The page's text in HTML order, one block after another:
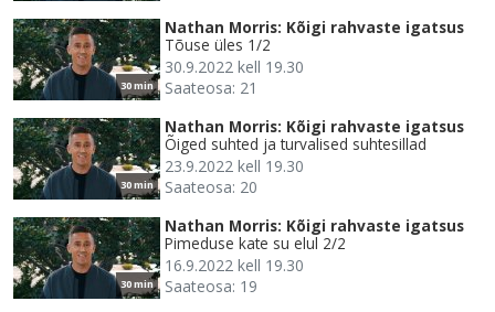
30 min
Nathan Morris: Kõigi rahvaste igatsus
Tõuse üles 1/2
30.9.2022 kell 19.30
Saateosa: 21
30 min
Nathan Morris: Kõigi rahvaste igatsus
Õiged suhted ja turvalised suhtesillad
23.9.2022 kell 19.30
Saateosa: 20
30 min
Nathan Morris: Kõigi rahvaste igatsus
Pimeduse kate su elul 2/2
16.9.2022 kell 19.30
Saateosa: 19